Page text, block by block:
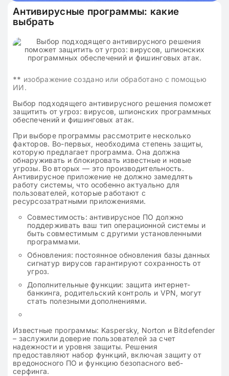
Антивирусные программы: какие
выбрать
** изображение создано или обработано с помощью
ИИ.
Выбор подходящего антивирусного решения поможет
защитить от угроз: вирусов, шпионских программных
обеспечений и фишинговых атак.
При выборе программы рассмотрите несколько
факторов. Во-первых, необходима степень защиты,
которую предлагает программа. Она должна
обнаруживать и блокировать известные и новые
угрозы. Во вторых — это производительность.
Антивирусное приложение не должно замедлять
работу системы, что особенно актуально для
пользователей, которые работают с
ресурсозатратными приложениями.
Совместимость: антивирусное ПО должно
поддерживать ваш тип операционной системы и
быть совместимым с другими установленными
программами.
Обновления: постоянное обновления базы данных
сигнатур вирусов гарантируют сохранность от
угроз.
Дополнительные функции: защита интернет-
банкинга, родительский контроль и VPN, могут
стать полезными дополнениями.
Известные программы: Kaspersky, Norton и Bitdefender
– заслужили доверие пользователей за счет
надежности и уровня защиты. Решения
предоставляют набор функций, включая защиту от
вредоносного ПО и функцию безопасного веб-
серфинга.